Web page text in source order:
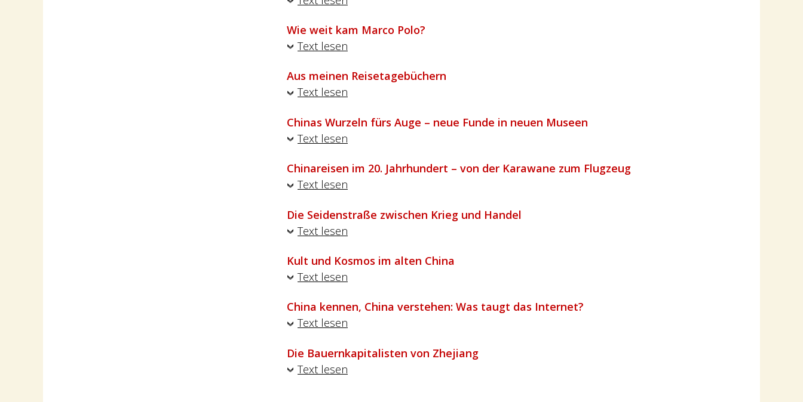
Wie weit kam Marco Polo?
Text lesen
Aus meinen Reisetagebüchern
Text lesen
Chinas Wurzeln fürs Auge – neue Funde in neuen Museen
Text lesen
Chinareisen im 20. Jahrhundert – von der Karawane zum Flugzeug
Text lesen
Die Seidenstraße zwischen Krieg und Handel
Text lesen
Kult und Kosmos im alten China
Text lesen
China kennen, China verstehen: Was taugt das Internet?
Text lesen
Die Bauernkapitalisten von Zhejiang
Text lesen